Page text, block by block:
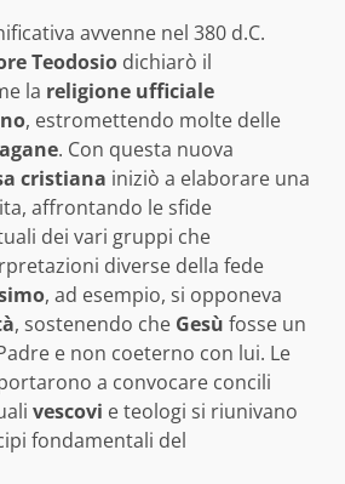
avvenne nel 380 d.C.
Teodosio dichiarò il
la religione ufficiale
, estromettendo molte delle
. Con questa nuova
cristiana iniziò a elaborare una
affrontando le sfide
dei vari gruppi che
diverse della fede
, ad esempio, si opponeva
, sostenendo che Gesù fosse un
e non coeterno con lui. Le
a convocare concili
vescovi e teologi si riunivano
fondamentali del